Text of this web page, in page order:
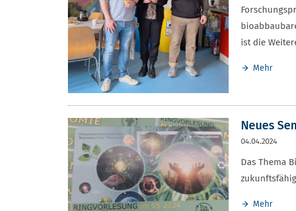
ist die
Mehr
Neues
04.04.2024
Das Thema
Mehr